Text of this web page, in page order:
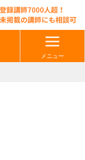
メニュー